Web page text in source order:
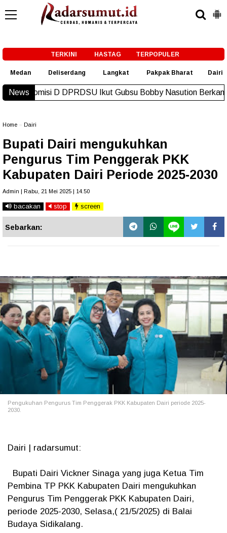
TERKINI HASTAG TERPOPULER
Medan Deliserdang Langkat Pakpak Bharat Dairi
News Ikut Gubsu Bobby Nasution Berkantor di Nias New!
Home Dairi
Bupati Dairi mengukuhkan
Pengurus Tim Penggerak PKK
Kabupaten Dairi Periode 2025-2030
Admin | Rabu, 21 Mei 2025 | 14.50
bacakan stop screen
Sebarkan:
Pengukuhan Pengurus Tim Penggerak PKK Kabupaten Dairi periode 2025-
2030.
Dairi | radarsumut:
Bupati Dairi Vickner Sinaga yang juga Ketua Tim
Pembina TP PKK Kabupaten Dairi mengukuhkan
Pengurus Tim Penggerak PKK Kabupaten Dairi,
periode 2025-2030, Selasa,( 21/5/2025) di Balai
Budaya Sidikalang.